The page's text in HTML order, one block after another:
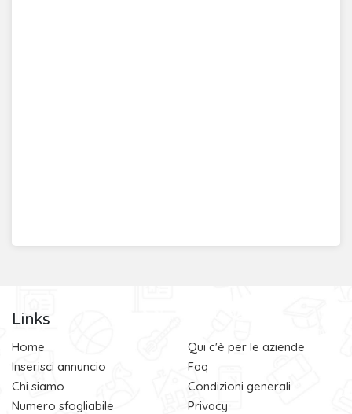
Links
Home
Inserisci annuncio
Chi siamo
Numero sfogliabile
Qui c'è per le aziende
Faq
Condizioni generali
Privacy